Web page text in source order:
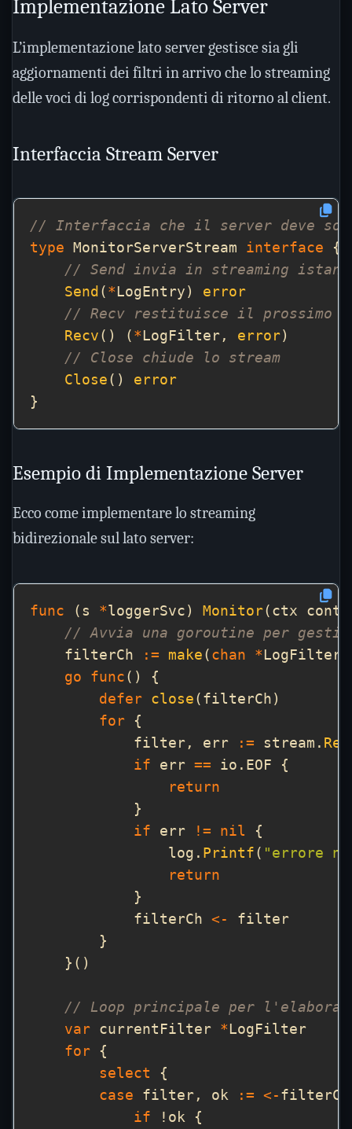
Implementazione Lato Server
L’implementazione lato server gestisce sia gli
aggiornamenti dei filtri in arrivo che lo streaming
delle voci di log corrispondenti di ritorno al client.
Interfaccia Stream Server
// Interfaccia che il server deve
type MonitorServerStream interface
// Send invia in streaming
Send ( * LogEntry) error
// Recv restituisce il prossimo
Recv () ( * LogFilter, error
// Close chiude lo stream
Close () error
Esempio di Implementazione Server
Ecco come implementare lo streaming
bidirezionale sul lato server:
func (s *loggerSvc) Monitor(ctx
// Avvia una goroutine per
    filterCh
:= make ( chan *
go
func
defer close
for
            filter, err
:= stream.
if err ==
return
if err != nil
                log.
Printf ( "errore
return
            filterCh
<-
// Loop principale per
var currentFilter *
for
select
case filter, ok := <-
if